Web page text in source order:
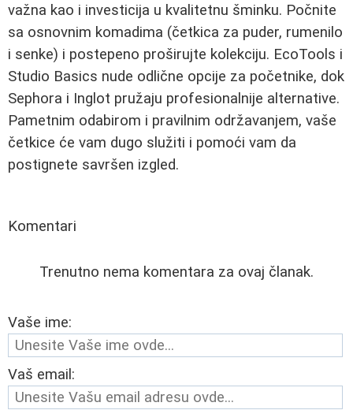
važna kao i investicija u kvalitetnu šminku. Počnite
sa osnovnim komadima (četkica za puder, rumenilo
i senke) i postepeno proširujte kolekciju. EcoTools i
Studio Basics nude odlične opcije za početnike, dok
Sephora i Inglot pružaju profesionalnije alternative.
Pametnim odabirom i pravilnim održavanjem, vaše
četkice će vam dugo služiti i pomoći vam da
postignete savršen izgled.
Komentari
Trenutno nema komentara za ovaj članak.
Vaše ime:
Vaš email: